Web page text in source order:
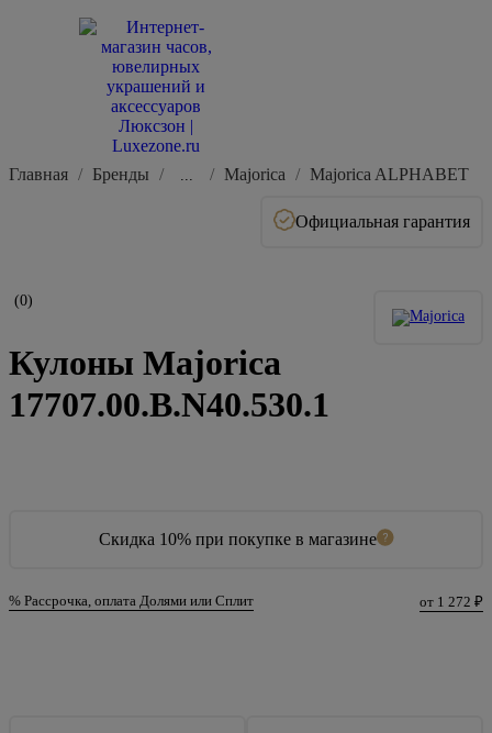
Главная Бренды ... Majorica Majorica ALPHABET
Официальная гарантия
(0)
Скидка 10% при покупке в магазине
% Рассрочка, оплата Долями или Сплит от 1 272 ₽
Кулоны Majorica
17707.00.B.N40.530.1